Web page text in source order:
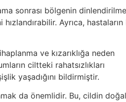
sonrası bölgenin
Ayrıca, hastaların
ve kızarıklığa neden
ciltteki rahatsızlıkları
yaşadığını bildirmiştir.
da önemlidir. Bu, cildin doğal